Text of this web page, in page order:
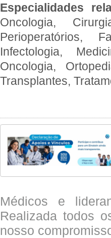
Especialidades
Oncologia,
Perioperatórios,
Infectologia,
Oncologia,
Transplantes,
Médicos e
Realizada todos
nosso